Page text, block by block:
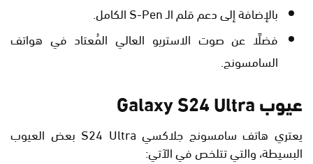
بالإضافة إلى دعم قلم الـ S-Pen الكامل.
فضلًا عن صوت الاستريو العالي المُعتاد في هواتف
السامسونج.
عيوب Galaxy S24 Ultra
يعتري هاتف سامسونج جلاكسي S24 Ultra بعض العيوب
البسيطة، والتي تتلخص في الآتي: